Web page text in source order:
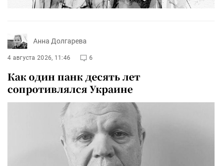
Анна Долгарева
4 августа 2026, 11:46 6
Как один панк десять лет
сопротивлялся Украине